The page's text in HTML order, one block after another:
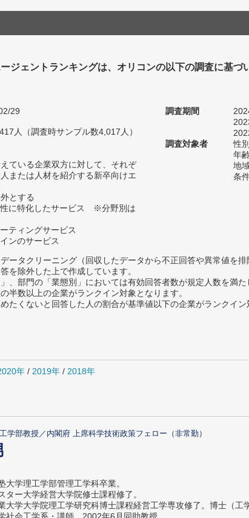
ジェントランキングは、オリコンの以下の調査に基づ
29
人（調査時サンプル数4,017人）
ている企業双方に対して、それぞ
または人材を紹介する新卒向けエ
とする
性に特化したサービス ※分野別は
ティングサービス
ンのサービス
調査期間
調査対象者
性
年
地
条
ータクリーニング（回収したデータから不正回答や異常値を排
を除外した上で作成しています。
、部門の「業態別」においては有効回答者数が規定人数を満
半数以上の企業がランクイン対象となります。
たくないと回答した人の割合が基準値以下の企業がランクイン
年 / 2019年 / 2018年
学部教授／内閣府 上席科学技術政策フェロー（非常勤）
大学理工学部管理工学科卒業。
ター大学経営大学院修士課程修了。
大学大学院理工学研究科博士課程経営工学専攻修了。博士（工
社会工学系・講師。2002年6月同助教授。